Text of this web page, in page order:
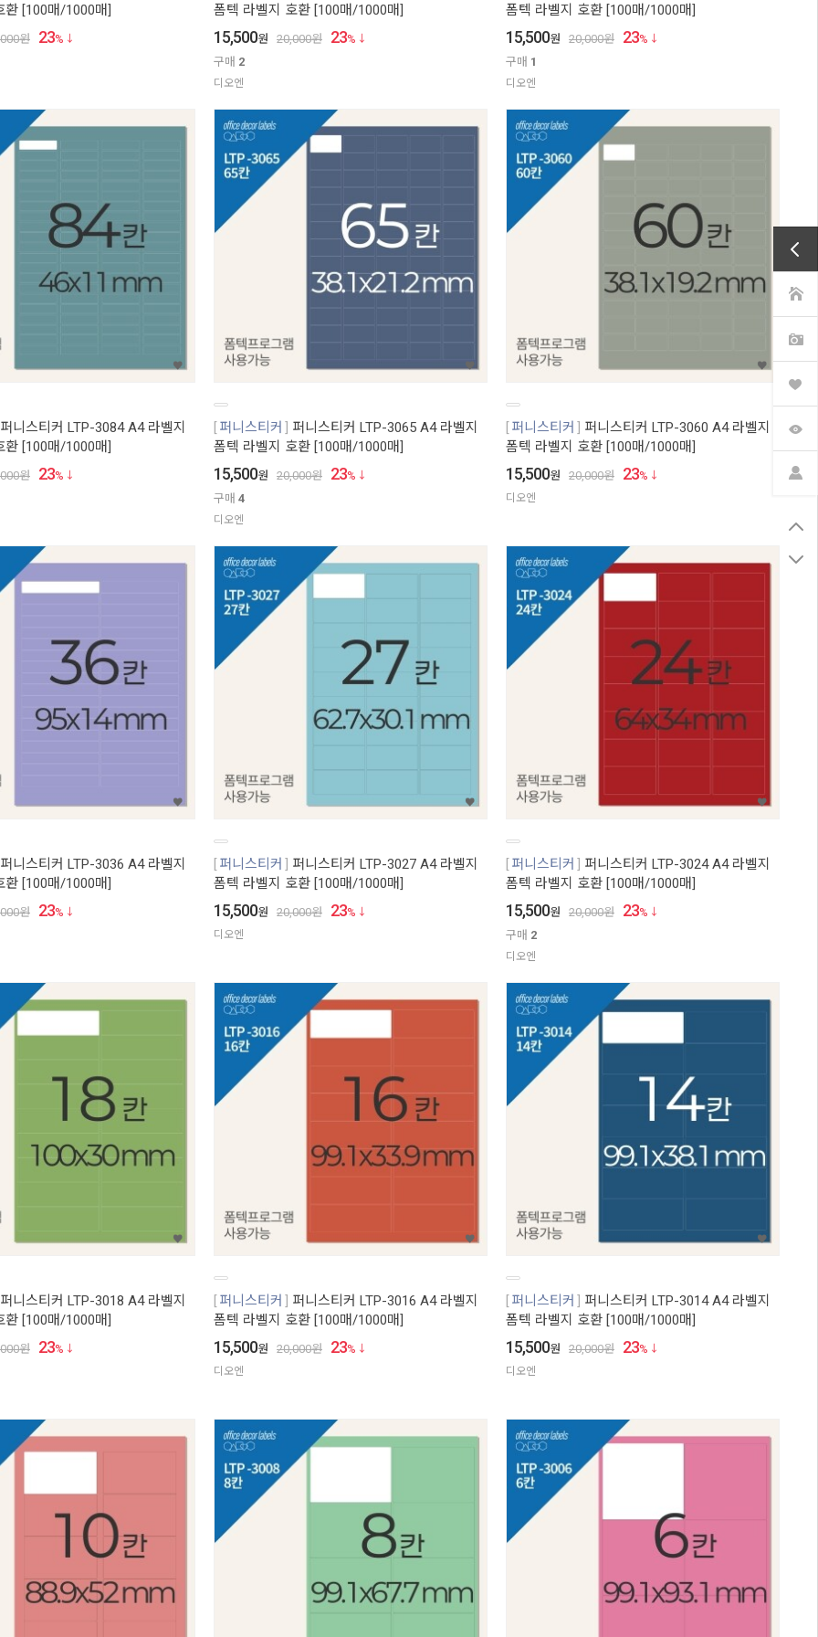
환 [100매/1000매]
원 23%
폼텍 라벨지 호환 [100매/1000매]
15,500원 20,000원 23%
구매 2
디오엔
폼텍 라벨지 호환 [100매/1000매]
15,500원 20,000원 23%
구매 1
디오엔
퍼니스티커 LTP-3084 A4 라벨지
환 [100매/1000매]
원 23%
퍼니스티커
퍼니스티커 LTP-3065 A4 라벨지
폼텍 라벨지 호환 [100매/1000매]
15,500원 20,000원 23%
구매 4
디오엔
퍼니스티커
퍼니스티커 LTP-3060 A4 라벨지
폼텍 라벨지 호환 [100매/1000매]
15,500원 20,000원 23%
디오엔
퍼니스티커 LTP-3036 A4 라벨지
환 [100매/1000매]
원 23%
퍼니스티커
퍼니스티커 LTP-3027 A4 라벨지
폼텍 라벨지 호환 [100매/1000매]
15,500원 20,000원 23%
디오엔
퍼니스티커
퍼니스티커 LTP-3024 A4 라벨지
폼텍 라벨지 호환 [100매/1000매]
15,500원 20,000원 23%
구매 2
디오엔
퍼니스티커 LTP-3018 A4 라벨지
환 [100매/1000매]
원 23%
퍼니스티커
퍼니스티커 LTP-3016 A4 라벨지
폼텍 라벨지 호환 [100매/1000매]
15,500원 20,000원 23%
디오엔
퍼니스티커
퍼니스티커 LTP-3014 A4 라벨지
폼텍 라벨지 호환 [100매/1000매]
15,500원 20,000원 23%
디오엔